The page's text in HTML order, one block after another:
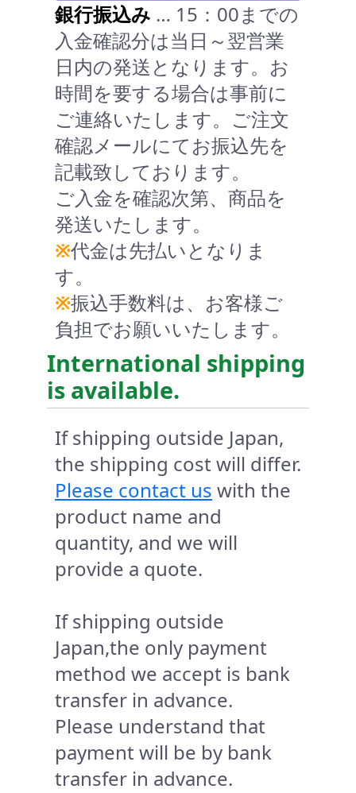
銀行振込み … 15：00までの
入金確認分は当日～翌営業
日内の発送となります。お
時間を要する場合は事前に
ご連絡いたします。ご注文
確認メールにてお振込先を
記載致しております。
ご入金を確認次第、商品を
発送いたします。
※代金は先払いとなりま
す。
※振込手数料は、お客様ご
負担でお願いいたします。
International shipping
is available.
If shipping outside Japan,
the shipping cost will differ.
Please contact us with the
product name and
quantity, and we will
provide a quote.
If shipping outside
Japan,the only payment
method we accept is bank
transfer in advance.
Please understand that
payment will be by bank
transfer in advance.